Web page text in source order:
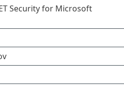
Security for Microsoft